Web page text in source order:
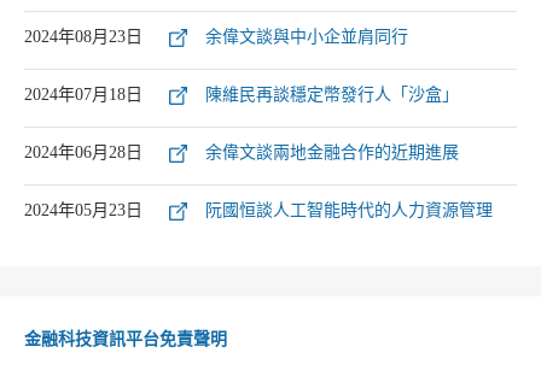
2024年08月23日 余偉文談與中小企並肩同行
2024年07月18日 陳維民再談穩定幣發行人「沙盒」
2024年06月28日 余偉文談兩地金融合作的近期進展
2024年05月23日 阮國恒談人工智能時代的人力資源管理
金融科技資訊平台免責聲明